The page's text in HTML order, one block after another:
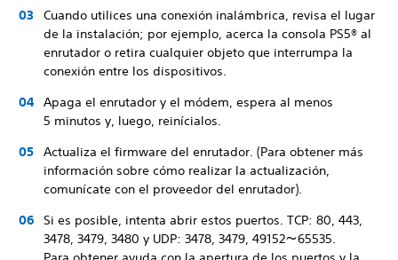
Cuando utilices una conexión inalámbrica, revisa el lugar
de la instalación; por ejemplo, acerca la consola PS5® al
enrutador o retira cualquier objeto que interrumpa la
conexión entre los dispositivos.
Apaga el enrutador y el módem, espera al menos
5 minutos y, luego, reinícialos.
Actualiza el firmware del enrutador. (Para obtener más
información sobre cómo realizar la actualización,
comunícate con el proveedor del enrutador).
Si es posible, intenta abrir estos puertos. TCP: 80, 443,
3478, 3479, 3480 y UDP: 3478, 3479, 49152～65535.